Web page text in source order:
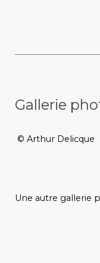
Gallerie
© Arthur Delicque
Une autre gallerie